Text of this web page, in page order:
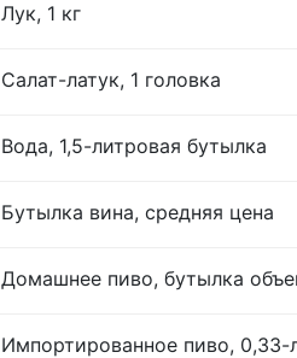
Лук, 1 кг
Салат-латук, 1 головка
Вода, 1,5-литровая бутылка
Бутылка вина, средняя цена
Домашнее пиво, бутылка
Импортированное пиво, 0,33-